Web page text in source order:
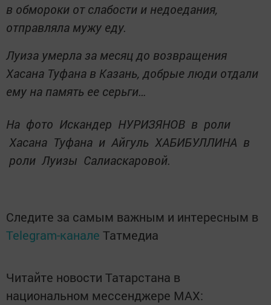
в обмороки от слабости и недоедания,
отправляла мужу еду.
Луиза умерла за месяц до возвращения
Хасана Туфана в Казань, добрые люди отдали
ему на память ее серьги…
На фото Искандер НУРИЗЯНОВ в роли
Хасана Туфана и Айгуль ХАБИБУЛЛИНА в
роли Луизы Салиаскаровой.
Следите за самым важным и интересным в
Telegram-канале Татмедиа
Читайте новости Татарстана в
национальном мессенджере MАХ: